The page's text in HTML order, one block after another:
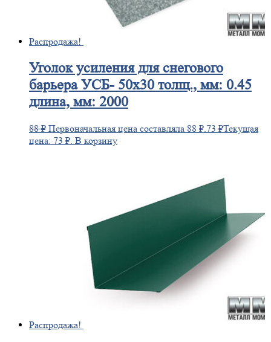
Распродажа!
Уголокусиления для снегового
барьера УСБ- 50х30 толщ., мм: 0.45
длина, мм: 2000
88₽ Первоначальная цена составляла 88 ₽. 73 ₽Текущая
цена: 73 ₽. В корзину
Распродажа!